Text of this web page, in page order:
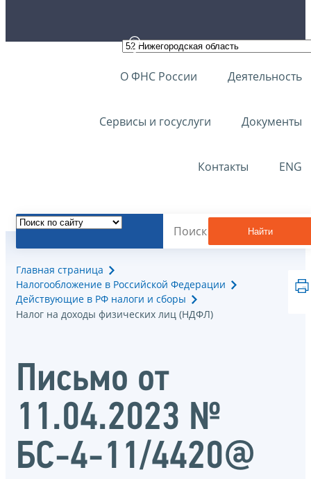
О ФНС России Деятельность
Сервисы и госуслуги Документы
Контакты ENG
Найти
Главная страница
Налогообложение в Российской Федерации
Действующие в РФ налоги и сборы
Налог на доходы физических лиц (НДФЛ)
Письмо от
11.04.2023 №
БС-4-11/4420@